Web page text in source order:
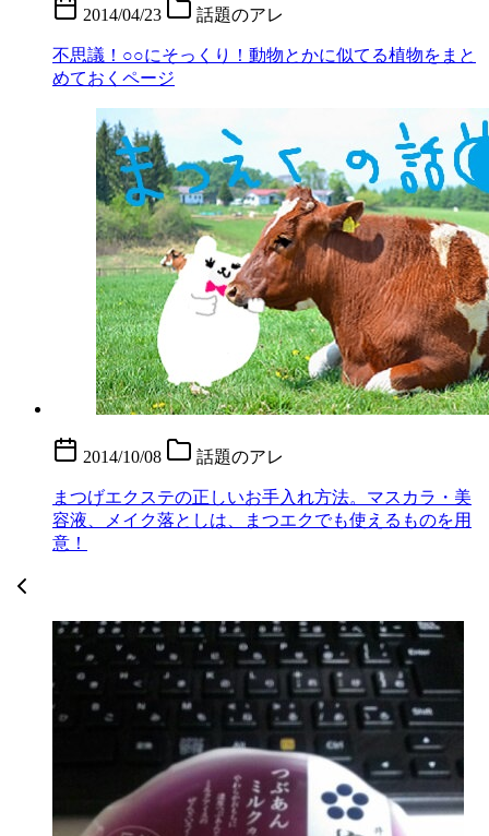
2014/04/23 話題のアレ
不思議！○○にそっくり！動物とかに似てる植物をまと
めておくページ
2014/10/08 話題のアレ
まつげエクステの正しいお手入れ方法。マスカラ・美
容液、メイク落としは、まつエクでも使えるものを用
意！